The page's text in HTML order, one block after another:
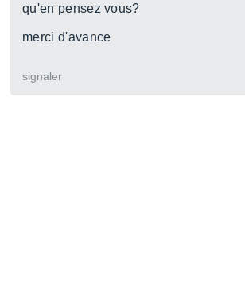
qu'en pensez vous?
merci d'avance
signaler